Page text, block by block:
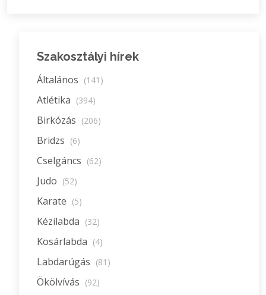
Szakosztályi hírek
Általános (141)
Atlétika (394)
Birkózás (206)
Bridzs (6)
Cselgáncs (62)
Judo (52)
Karate (5)
Kézilabda (32)
Kosárlabda (4)
Labdarúgás (81)
Ökölvívás (92)